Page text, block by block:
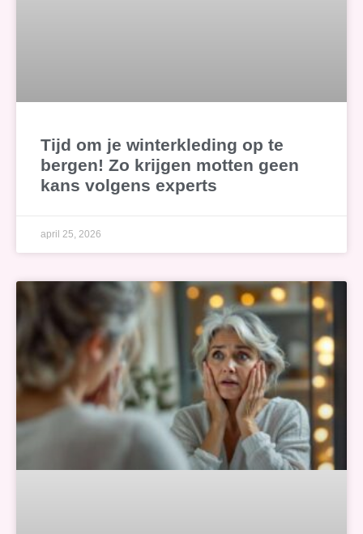
Tijd om je winterkleding op te
bergen! Zo krijgen motten geen
kans volgens experts
april 25, 2026